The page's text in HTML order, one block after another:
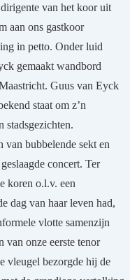
van het koor uit
aan ons gastkoor
in petto. Onder luid
gemaakt wandbord
Guus van Eyck
staat om z’n
stadsgezichten.
van bubbelende sekt en
concert. Ter
koren o.l.v. een
dag van haar leven had,
vlotte samenzijn
van onze eerste tenor
vleugel bezorgde hij de